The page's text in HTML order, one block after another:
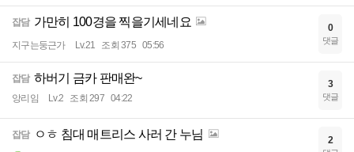
잡담 가만히 100경을 찍을기세네요
지구는둥근가 Lv.21 조회 375 05:56
0
댓글
잡담 하버기 금카 판매완~
앙리임 Lv.2 조회 297 04:22
3
댓글
잡담 ㅇㅎ 침대 매트리스 사러 간 누님 2